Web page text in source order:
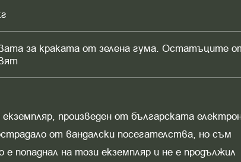
за краката от зелена гума. Остатъците
произведен от българската
от вандалски посегателства, но съм
попаднал на този екземпляр и не е продължил